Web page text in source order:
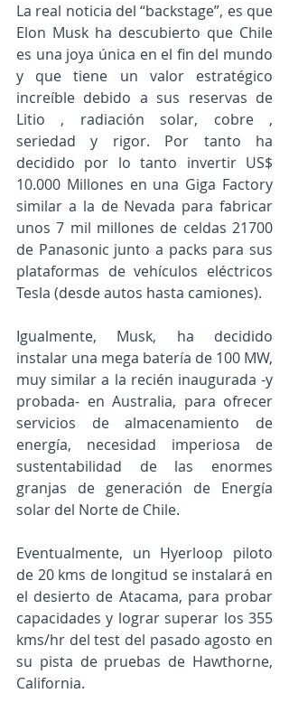
La real noticia del “backstage”, es que
Elon Musk ha descubierto que Chile
es una joya única en el fin del mundo
y que tiene un valor estratégico
increíble debido a sus reservas de
Litio , radiación solar, cobre ,
seriedad y rigor. Por tanto ha
decidido por lo tanto invertir US$
10.000 Millones en una Giga Factory
similar a la de Nevada para fabricar
unos 7 mil millones de celdas 21700
de Panasonic junto a packs para sus
plataformas de vehículos eléctricos
Tesla (desde autos hasta camiones).
Igualmente, Musk, ha decidido
instalar una mega batería de 100 MW,
muy similar a la recién inaugurada -y
probada- en Australia, para ofrecer
servicios de almacenamiento de
energía, necesidad imperiosa de
sustentabilidad de las enormes
granjas de generación de Energía
solar del Norte de Chile.
Eventualmente, un Hyerloop piloto
de 20 kms de longitud se instalará en
el desierto de Atacama, para probar
capacidades y lograr superar los 355
kms/hr del test del pasado agosto en
su pista de pruebas de Hawthorne,
California.